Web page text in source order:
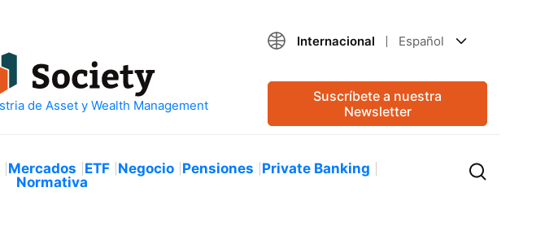
Internacional Español
Suscríbete a nuestra
Newsletter
Mercados ETF Negocio Pensiones Private Banking
Normativa